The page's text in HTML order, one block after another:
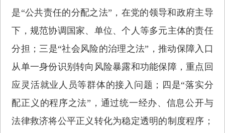
是“公共责任的分配之法”，在党的领导和政府主导
下，规范协调国家、单位、个人等多元主体的责任
分担；三是“社会风险的治理之法”，推动保障入口
从单一身份识别转向风险暴露和功能保障，重点回
应灵活就业人员等群体的接入问题；四是“落实分
配正义的程序之法”，通过统一经办、信息公开与
法律救济将公平正义转化为稳定透明的制度程序；